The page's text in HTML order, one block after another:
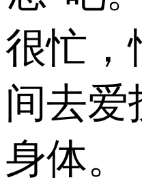
很忙，
间去爱
身体。